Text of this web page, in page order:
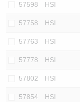
57598 HSI
57758 HSI
57763 HSI
57778 HSI
57802 HSI
57854 HSI